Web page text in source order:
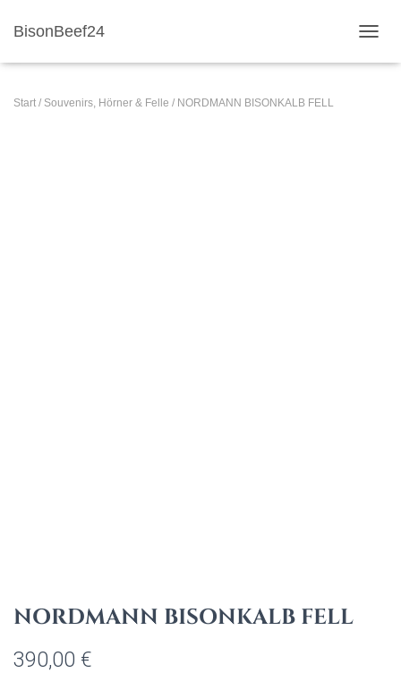
BisonBeef24
Start / Souvenirs, Hörner & Felle / NORDMANN BISONKALB FELL
NORDMANN BISONKALB FELL
390,00 €